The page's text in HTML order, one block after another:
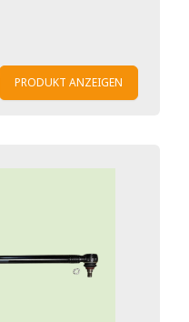
PRODUKT ANZEIGEN